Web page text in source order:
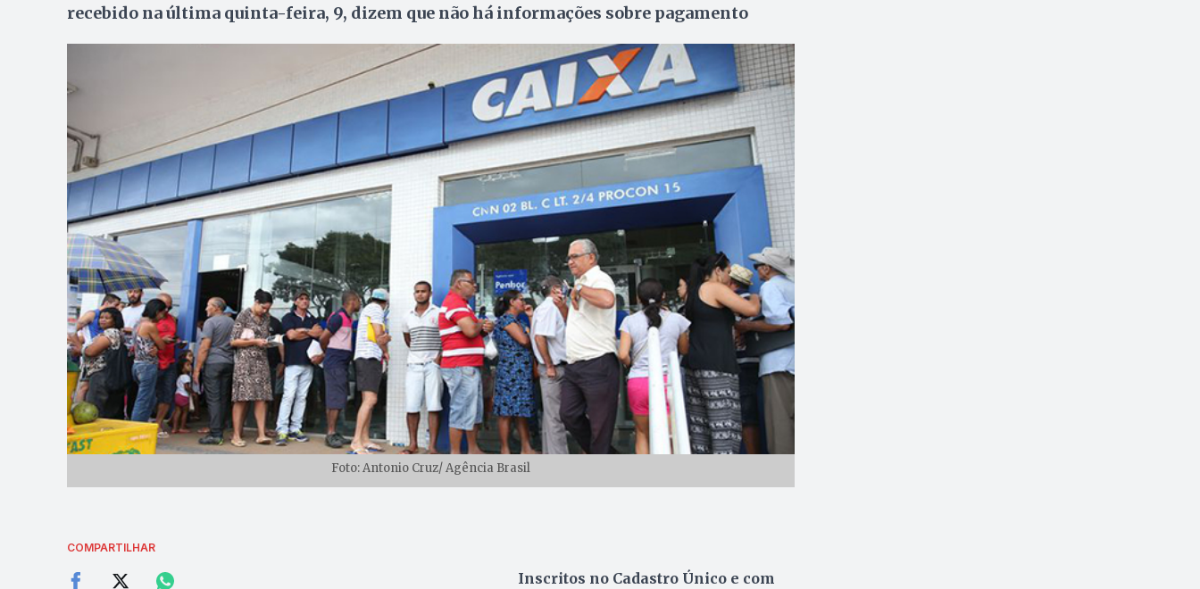
recebido na última quinta-feira, 9, dizem que não há informações sobre pagamento
Foto: Antonio Cruz/ Agência Brasil
COMPARTILHAR
Inscritos no Cadastro Único e com